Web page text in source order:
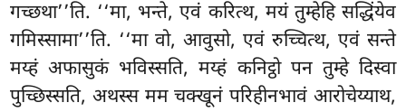
गच्छथा’’ति. ‘‘मा, भन्ते, एवं करित्थ, मयं तुम्हेहि सद्धिंयेव
गमिस्सामा’’ति. ‘‘मा वो, आवुसो, एवं रुच्चित्थ, एवं सन्ते
मय्हं अफासुकं भविस्सति, मय्हं कनिट्ठो पन तुम्हे दिस्वा
पुच्छिस्सति, अथस्स मम चक्खूनंपरिहीनभावं आरोचेय्याथ,